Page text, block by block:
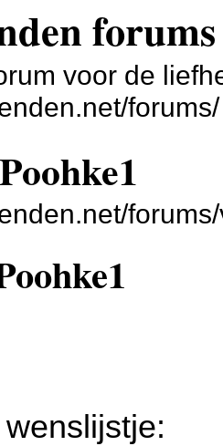
forums
voor de
forums/